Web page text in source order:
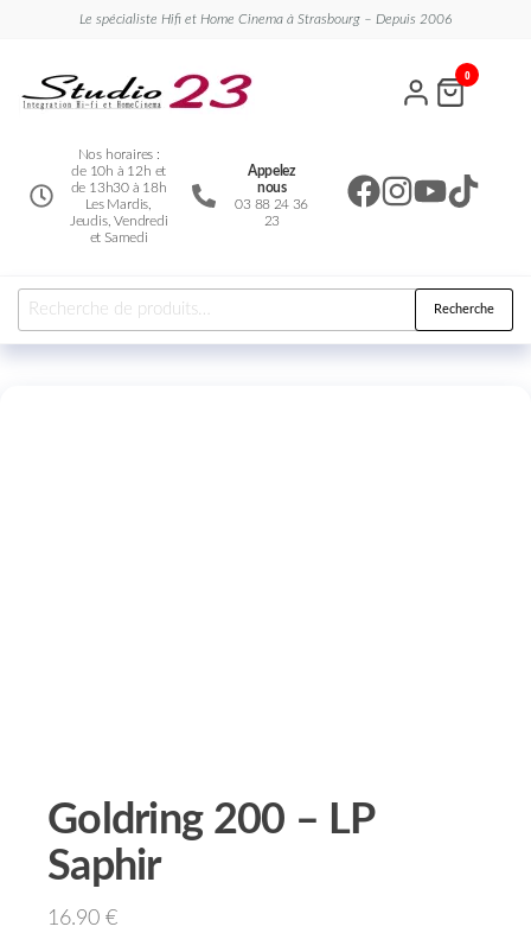
Le spécialiste Hifi et Home Cinema à Strasbourg – Depuis 2006
Nos horaires :
de 10h à 12h et
de 13h30 à 18h
Les Mardis,
Jeudis, Vendredi
et Samedi
Appelez
nous
03 88 24 36
23
0
Recherche
Goldring 200 – LP
Saphir
16.90 €